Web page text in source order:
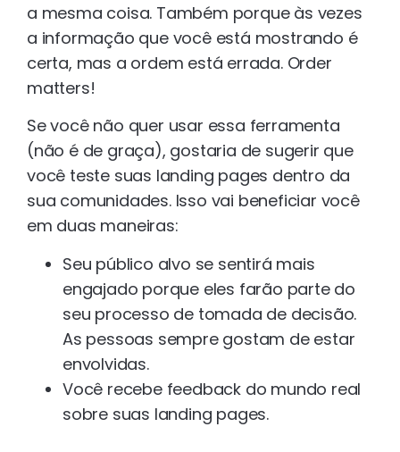
a mesma coisa. Também porque às vezes
a informação que você está mostrando é
certa, mas a ordem está errada. Order
matters!
Se você não quer usar essa ferramenta
(não é de graça), gostaria de sugerir que
você teste suas landing pages dentro da
sua comunidades. Isso vai beneficiar você
em duas maneiras:
Seu público alvo se sentirá mais
engajado porque eles farão parte do
seu processo de tomada de decisão.
As pessoas sempre gostam de estar
envolvidas.
Você recebe feedback do mundo real
sobre suas landing pages.